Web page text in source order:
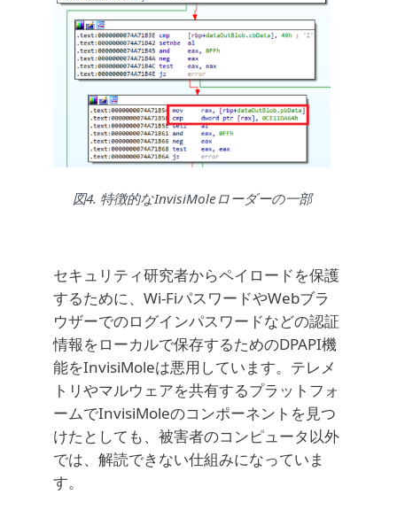
図4. 特徴的なInvisiMoleローダーの一部
セキュリティ研究者からペイロードを保護
するために、Wi-FiパスワードやWebブラ
ウザーでのログインパスワードなどの認証
情報をローカルで保存するためのDPAPI機
能をInvisiMoleは悪用しています。テレメ
トリやマルウェアを共有するプラットフォ
ームでInvisiMoleのコンポーネントを見つ
けたとしても、被害者のコンピュータ以外
では、解読できない仕組みになっていま
す。